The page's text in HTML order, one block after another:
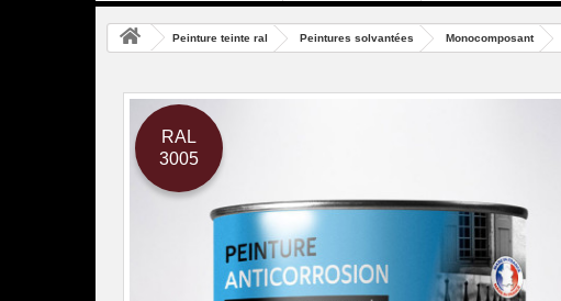
Peinture teinte ral Peintures solvantées Monocomposant
RAL
3005